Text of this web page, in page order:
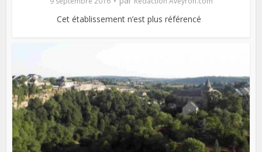
Cet établissement n’est plus référencé